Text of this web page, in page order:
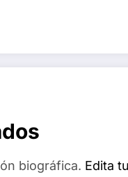
biográfica. Edita